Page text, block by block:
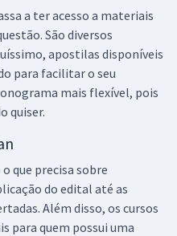
a ter acesso a materiais
São diversos
apostilas disponíveis
para facilitar o seu
mais flexível, pois
quiser.
que precisa sobre
do edital até as
Além disso, os cursos
para quem possui uma